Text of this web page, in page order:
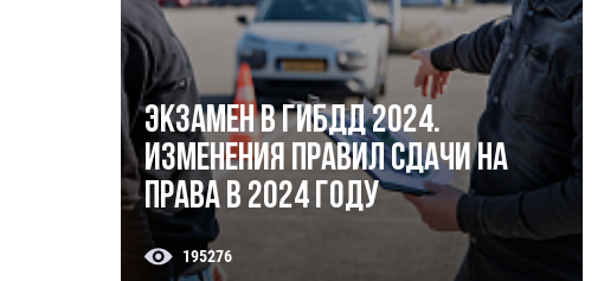
Экзамен в ГИБДД 2024.
Изменения правил сдачи на
права в 2024 году
195276